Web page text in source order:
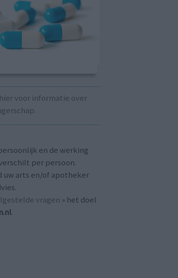
voor informatie over
en de werking
per persoon.
uw arts en/of apotheker
vragen » het doel
.